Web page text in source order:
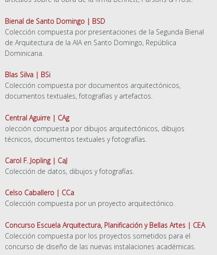
Bienal de Santo Domingo | BSD
Colección compuesta por presentaciones de la Segunda Bienal
de Arquitectura de la AIA en Santo Domingo, República
Dominicana.
Blas Silva | BSi
Colección compuesta por documentos arquitectónicos,
documentos textuales, fotografías y artefactos.
Central Aguirre | CAg
olección compuesta por dibujos arquitectónicos, dibujos
técnicos, documentos textuales y fotografías.
Carol F. Jopling | CaJ
Colección de datos, dibujos y fotografías.
Celso Caballero | CCa
Colección compuesta por un proyecto arquitectónico.
Concurso Escuela Arquitectura, Planificación y Bellas Artes | CEA
Colección compuesta por los proyectos sometidos para el
concurso de diseño de las nuevas instalaciones académicas.